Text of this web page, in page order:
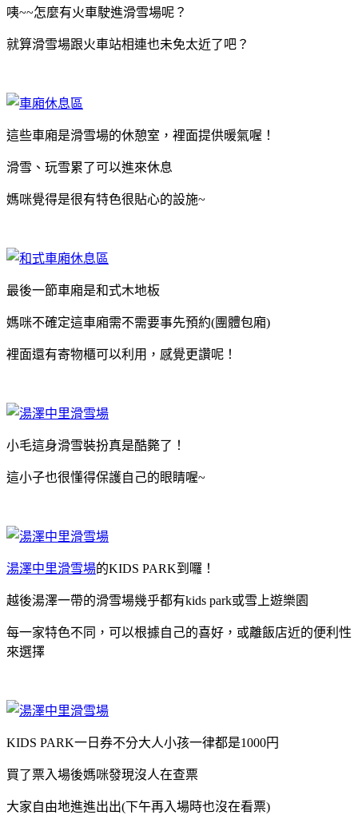
咦~~怎麼有火車駛進滑雪場呢？
就算滑雪場跟火車站相連也未免太近了吧？
這些車廂是滑雪場的休憩室，裡面提供暖氣喔！
滑雪、玩雪累了可以進來休息
媽咪覺得是很有特色很貼心的設施~
最後一節車廂是和式木地板
媽咪不確定這車廂需不需要事先預約(團體包廂)
裡面還有寄物櫃可以利用，感覺更讚呢！
小毛這身滑雪裝扮真是酷斃了！
這小子也很懂得保護自己的眼睛喔~
湯澤中里滑雪場的KIDS PARK到囉！
越後湯澤一帶的滑雪場幾乎都有kids park或雪上遊樂園
每一家特色不同，可以根據自己的喜好，或離飯店近的便利性
來選擇
KIDS PARK一日券不分大人小孩一律都是1000円
買了票入場後媽咪發現沒人在查票
大家自由地進進出出(下午再入場時也沒在看票)